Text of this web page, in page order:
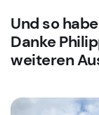
Und so
Danke
weiteren